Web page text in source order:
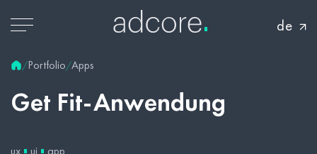
de
/Portfolio/Apps
Get Fit-Anwendung
ux ui app